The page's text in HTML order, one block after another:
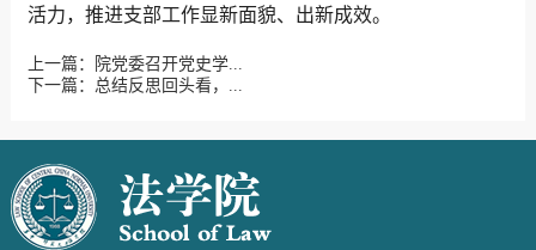
活力，推进支部工作显新面貌、出新成效。
上一篇：院党委召开党史学...
下一篇：总结反思回头看，...